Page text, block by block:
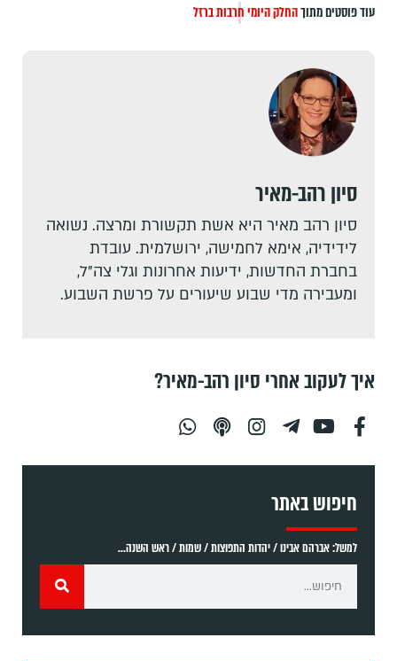
עוד פוסטים מתוךהחלק היומיחרבות ברזל
סיון רהב-מאיר
סיון רהב מאיר היא אשת תקשורת ומרצה. נשואה
לידידיה, אימא לחמישה, ירושלמית. עובדת
בחברת החדשות, ידיעות אחרונות וגלי צה"ל,
ומעבירה מדי שבוע שיעורים על פרשת השבוע.
איך לעקוב אחרי סיון רהב-מאיר?
חיפוש באתר
למשל: אברהם אבינו / יהדות התפוצות / שמות / ראש השנה...